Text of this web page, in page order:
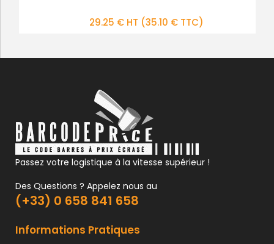
29.25 € HT (35.10 € TTC)
Passez votre logistique à la vitesse supérieur !
Des Questions ? Appelez nous au
(+33) 0 658 841 658
Informations Pratiques